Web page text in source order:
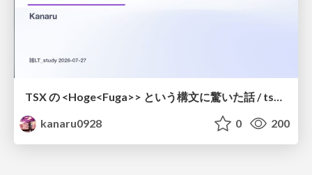
TSX の <Hoge<Fuga>> という構文に驚いた話 / tsx-type-argument-syntax
kanaru0928
0 200